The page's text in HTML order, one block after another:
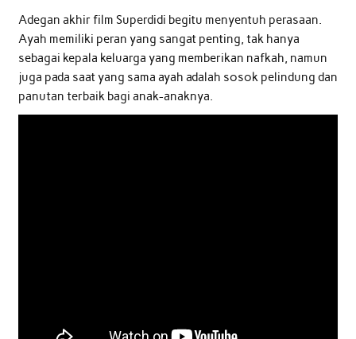
Adegan akhir film Superdidi begitu menyentuh perasaan.
Ayah memiliki peran yang sangat penting, tak hanya
sebagai kepala keluarga yang memberikan nafkah, namun
juga pada saat yang sama ayah adalah sosok pelindung dan
panutan terbaik bagi anak-anaknya.